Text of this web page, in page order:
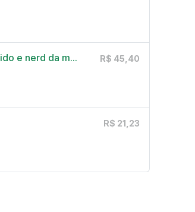
e nerd da m... R$ 45,40
R$ 21,23